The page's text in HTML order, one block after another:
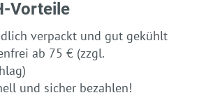
Vorteile
verpackt und gut gekühlt
ab 75 € (zzgl.
und sicher bezahlen!